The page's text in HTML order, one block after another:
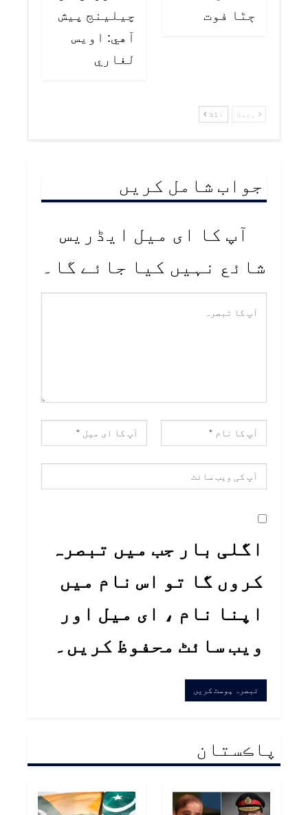
ڄڻا فوت
چيلينج پيش
آهي: اويس
لغاري
پچھلا اگلا
جواب شامل کریں
آپ کا ای میل ایڈریس
شائع نہیں کیا جائے گا۔
اگلی بار جب میں تبصرہ
کروں گا تو اس نام میں
اپنا نام ، ای میل اور
ویب سائٹ محفوظ کریں۔
پاڪستان